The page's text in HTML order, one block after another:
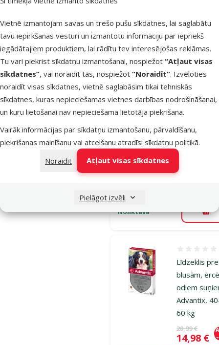
Vietnē izmantojam savas un trešo pušu sīkdatnes, lai saglabātu
tavu iepirkšanās vēsturi un izmantotu informāciju par iepriekš
iegādātajiem produktiem, lai rādītu tev interesējošas reklāmas.
Tu vari piekrist sīkdatņu izmantošanai, nospiežot “Atļaut visas
sīkdatnes”, vai noraidīt tās, nospiežot “Noraidīt”. Izvēloties
noraidīt visas sīkdatnes, vietnē saglabāsim tikai tehniskās
sīkdatnes, kuras nepieciešamas vietnes darbības nodrošināšanai,
un kuru lietošanai nav nepieciešama lietotāja piekrišana.
Vairāk informācijas par sīkdatņu izmantošanu, pārvaldīšanu,
piekrišanas mainīšanu vai atcelšanu atradīsi sīkdatņu politikā.
Noraidīt
Atļaut visas sīkdatnes
Pielāgot izvēli
Kaklasiksna
pret blusām
ērcēm liela
auguma
– Bolfo
cm
Atsauksmes
Oriģinālā
19,99 €
Cena
14,98 €
cena 💻
Pasargā
mīluli 🕷️
Noliktavā
Līdzeklis
blusām,
odiem
Advantix,
60 kg
Oriģinālā
20,99 €
Cena
14,98 €